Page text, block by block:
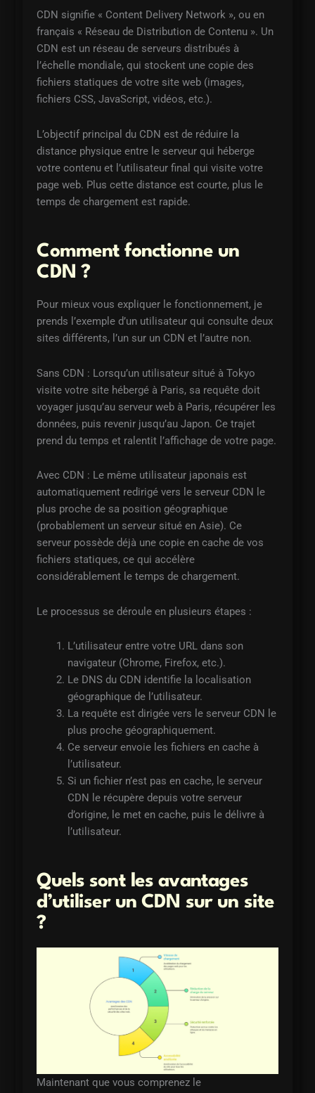
CDN signifie « Content Delivery Network », ou en
français « Réseau de Distribution de Contenu ». Un
CDN est un réseau de serveurs distribués à
l’échelle mondiale, qui stockent une copie des
fichiers statiques de votre site web (images,
fichiers CSS, JavaScript, vidéos, etc.).
L’objectif principal du CDN est de réduire la
distance physique entre le serveur qui héberge
votre contenu et l’utilisateur final qui visite votre
page web. Plus cette distance est courte, plus le
temps de chargement est rapide.
Comment fonctionne un
CDN ?
Pour mieux vous expliquer le fonctionnement, je
prends l’exemple d’un utilisateur qui consulte deux
sites différents, l’un sur un CDN et l’autre non.
Sans CDN : Lorsqu’un utilisateur situé à Tokyo
visite votre site hébergé à Paris, sa requête doit
voyager jusqu’au serveur web à Paris, récupérer les
données, puis revenir jusqu’au Japon. Ce trajet
prend du temps et ralentit l’affichage de votre page.
Avec CDN : Le même utilisateur japonais est
automatiquement redirigé vers le serveur CDN le
plus proche de sa position géographique
(probablement un serveur situé en Asie). Ce
serveur possède déjà une copie en cache de vos
fichiers statiques, ce qui accélère
considérablement le temps de chargement.
Le processus se déroule en plusieurs étapes :
L’utilisateur entre votre URL dans son
navigateur (Chrome, Firefox, etc.).
Le DNS du CDN identifie la localisation
géographique de l’utilisateur.
La requête est dirigée vers le serveur CDN le
plus proche géographiquement.
Ce serveur envoie les fichiers en cache à
l’utilisateur.
Si un fichier n’est pas en cache, le serveur
CDN le récupère depuis votre serveur
d’origine, le met en cache, puis le délivre à
l’utilisateur.
Quels sont les avantages
d’utiliser un CDN sur un site
?
Maintenant que vous comprenez le